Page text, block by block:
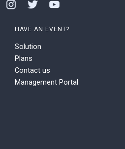
HAVE AN EVENT?
Solution
Plans
Contact us
Management Portal